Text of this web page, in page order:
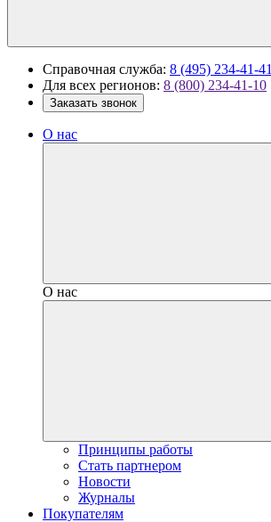
Справочная служба: 8 (495) 234-41-41
Для всех регионов: 8 (800) 234-41-10
Заказать звонок
О нас
О нас
Принципы работы
Стать партнером
Новости
Журналы
Покупателям